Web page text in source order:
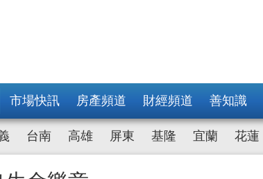
市場快訊 房產頻道 財經頻道 善知識
台南 高雄 屏東 基隆 宜蘭 花蓮